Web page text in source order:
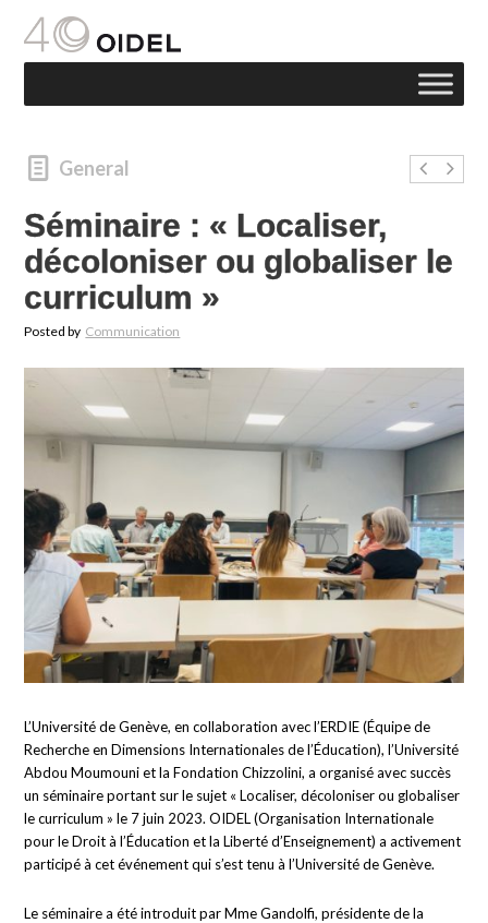
General
Séminaire : « Localiser,
décoloniser ou globaliser le
curriculum »
Posted by Communication
L’Université de Genève, en collaboration avec l’ERDIE (Équipe de
Recherche en Dimensions Internationales de l’Éducation), l’Université
Abdou Moumouni et la Fondation Chizzolini, a organisé avec succès
un séminaire portant sur le sujet « Localiser, décoloniser ou globaliser
le curriculum » le 7 juin 2023. OIDEL (Organisation Internationale
pour le Droit à l’Éducation et la Liberté d’Enseignement) a activement
participé à cet événement qui s’est tenu à l’Université de Genève.
Le séminaire a été introduit par Mme Gandolfi, présidente de la